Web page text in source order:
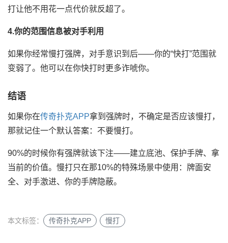
打让他不用花一点代价就反超了。
4.你的范围信息被对手利用
如果你经常慢打强牌，对手意识到后——你的“快打”范围就
变弱了。他可以在你快打时更多诈唬你。
结语
如果你在传奇扑克APP拿到强牌时，不确定是否应该慢打，
那就记住一个默认答案：不要慢打。
90%的时候你有强牌就该下注——建立底池、保护手牌、拿
当前的价值。慢打只在那10%的特殊场景中使用：牌面安
全、对手激进、你的手牌隐蔽。
本文标签： 传奇扑克APP 慢打